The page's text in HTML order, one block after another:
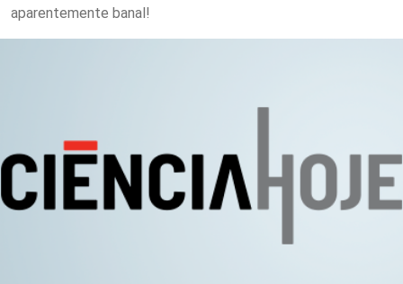
aparentemente banal!